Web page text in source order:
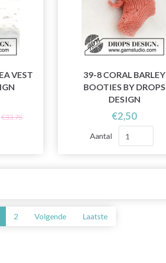
VEST
€33,75
39-8 CORAL BARLEY
BOOTIES BY DROPS
DESIGN
€2,50
Aantal
2 Volgende Laatste